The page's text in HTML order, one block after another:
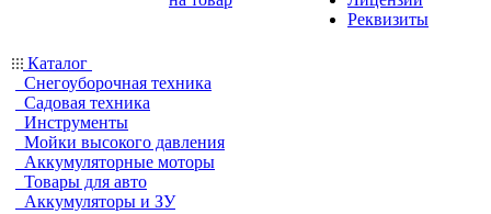
Реквизиты
Каталог
Снегоуборочная техника
Садовая техника
Инструменты
Мойки высокого давления
Аккумуляторные моторы
Товары для авто
Аккумуляторы и ЗУ